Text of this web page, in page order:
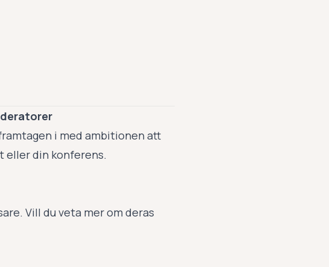
i med ambitionen att
eller din konferens.
Vill du veta mer om deras